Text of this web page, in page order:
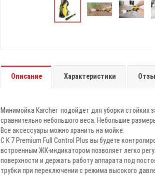
Описание Характеристики
Минимойка Karcher подойдет для уборки стойких
сравнительно небольшого веса. Небольшие
Все аксессуары можно хранить на мойке.
С K 7 Premium Full Control Plus вы будете
встроенным ЖК-индикатором позволяет легко
поверхности и держать работу аппарата под
трубки при переключении с режима высокого